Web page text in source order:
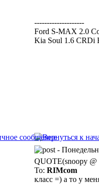
--------------------
Ford S-MAX 2.0
Kia Soul 1.6 CRDi
-
QUOTE(snoopy
To: RIMcom
класс =) а то у